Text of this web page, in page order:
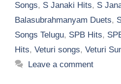
Songs, S Janaki Hits, S
Balasubrahmanyam Duets,
Songs Telugu, SPB Hits,
Hits, Veturi songs, Veturi
Leave a comment